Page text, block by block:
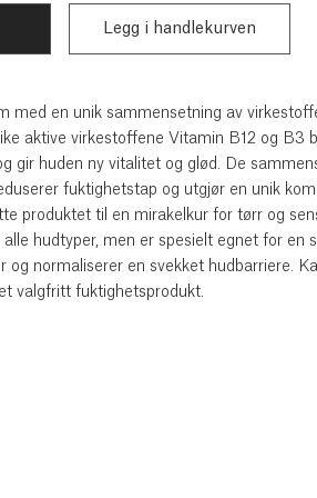
med en unik sammensetning av
aktive virkestoffene Vitamin B12 og B3
gir huden ny vitalitet og glød. De
fuktighetstap og utgjør en unik
produktet til en mirakelkur for tørr og
hudtyper, men er spesielt egnet for en
og normaliserer en svekket hudbarriere.
valgfritt fuktighetsprodukt.